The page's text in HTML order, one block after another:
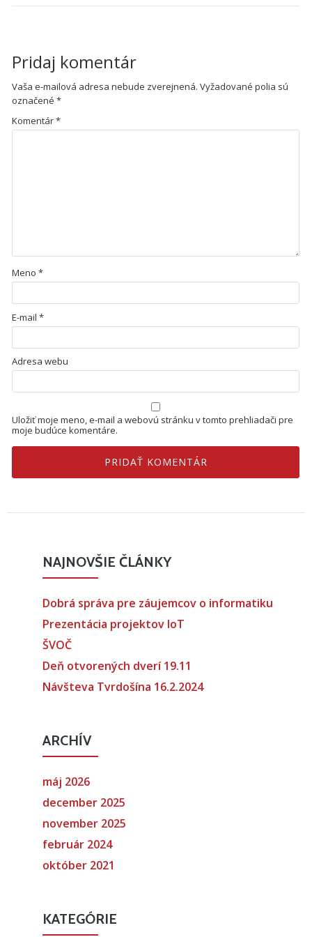
Pridaj komentár
Vaša e-mailová adresa nebude zverejnená. Vyžadované polia sú
označené *
Komentár*
Meno *
E-mail *
Adresa webu
Uložiť moje meno, e-mail a webovú stránku v tomto prehliadači pre
moje budúce komentáre.
NAJNOVŠIE ČLÁNKY
Dobrá správa pre záujemcov o informatiku
Prezentácia projektov IoT
ŠVOČ
Deň otvorených dverí 19.11
Návšteva Tvrdošína 16.2.2024
ARCHÍV
máj 2026
december 2025
november 2025
február 2024
október 2021
KATEGÓRIE